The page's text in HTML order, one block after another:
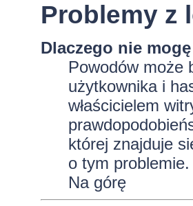
Problemy z
Dlaczego nie
Powodów może
użytkownika i
właścicielem
której znajduje
o tym
Na górę